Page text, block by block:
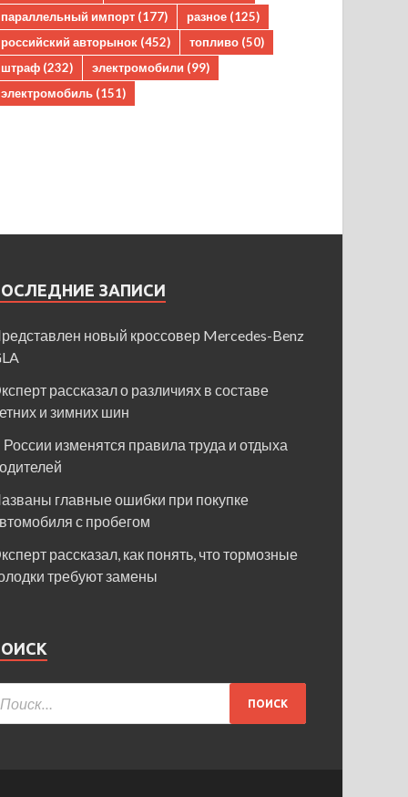
параллельный импорт (177) разное (125)
российский авторынок (452) топливо (50)
штраф (232) электромобили (99)
электромобиль (151)
ЗАПИСИ
новый кроссовер Mercedes-Benz
рассказал о различиях в составе
и зимних шин
России изменятся правила труда и отдыха
главные ошибки при покупке
с пробегом
рассказал, как понять, что тормозные
требуют замены